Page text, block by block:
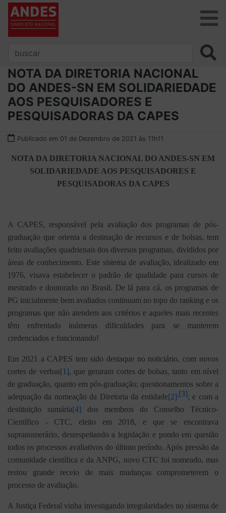
NOTA DA DIRETORIA NACIONAL
DO ANDES-SN EM SOLIDARIEDADE
AOS PESQUISADORES E
PESQUISADORAS DA CAPES
Publicado em 01 de Dezembro de 2021 às 11h11
NOTA DA DIRETORIA NACIONAL DO ANDES-SN EM
SOLIDARIEDADE AOS PESQUISADORES E
PESQUISADORAS DA CAPES
A CAPES, responsável pela avaliação dos programas de pós-
graduação que orienta a destinação de recursos e de bolsas, tem
feito avaliações quadrienais dos diversos programas, divididos por
áreas de conhecimento. Este sistema de avaliação, idealizado em
1976, visava estabelecer o padrão de qualidade para cursos de
mestrado e doutorado no Brasil. De lá para cá, os programas de
PG inicialmente bem avaliados continuam no topo do ranking e os
programas que não atendem aos critérios e aqueles mais recentes
têm enfrentado inúmeras dificuldades para se manterem
credenciados e funcionando!
Em 2021 a CAPES tem sido destaque no noticiário, com novos
cortes de verbas[1], que geraram cortes de bolsas, tanto em nível
de graduação, quanto em pós-graduação; questionamentos sobre a
adequação da nomeação da Diretoria da entidade[2],[3]; e com a
destituição sumária[4] dos membros do Conselho Técnico-
Científico - CTC, eleito em 2018, e que se encontrava
supranumerário, desrespeitando a legislação e pondo em questão
todos os processos avaliativos do último período. Após pressão da
comunidade científica e da ANPG, novo CTC foi nomeado, mas
restou grande receio de mais mudanças comprometerem o
processo de avaliação.
A Justiça Federal vinha investigando irregularidades no sistema de